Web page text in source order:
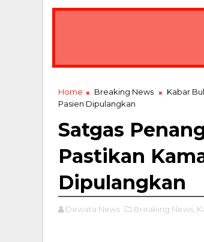
BREAKING NEWS Aksi Sosial “Bergerak dan
Home Breaking News Kabar
Pasien Dipulangkan
Satgas
Pastikan
Dipulangkan
Dewata News Breaking News,